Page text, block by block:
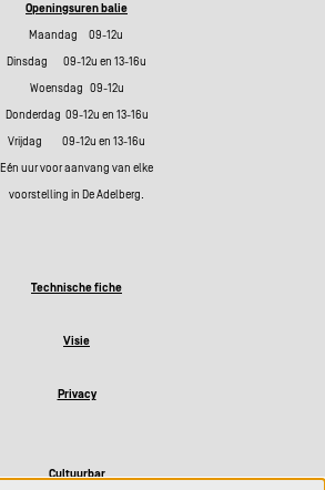
Openingsuren balie
Maandag 09-12u
Dinsdag 09-12u en 13-16u
Woensdag 09-12u
Donderdag 09-12u en 13-16u
Vrijdag 09-12u en 13-16u
Eén uur voor aanvang van elke
voorstelling in De Adelberg.
Technische fiche
Visie
Privacy
Cultuurbar